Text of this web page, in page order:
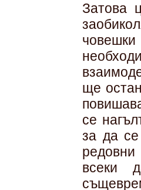
Затова
ще
се
за да
всеки